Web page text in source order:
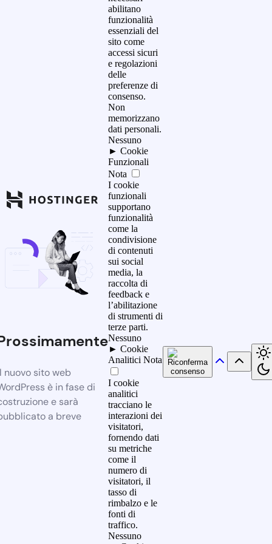
nuovo sito web
è in fase di
e sarà
a breve
abilitano
funzionalità
essenziali del
sito come
accessi sicuri
e regolazioni
delle
preferenze di
consenso.
Non
memorizzano
dati personali.
Nessuno
► Cookie
Funzionali
Nota
I cookie
funzionali
supportano
funzionalità
come la
condivisione
di contenuti
sui social
media, la
raccolta di
feedback e
l’abilitazione
di strumenti di
terze parti.
Nessuno
► Cookie
Analitici Nota
I cookie
analitici
tracciano le
interazioni dei
visitatori,
fornendo dati
su metriche
come il
numero di
visitatori, il
tasso di
rimbalzo e le
fonti di
traffico.
Nessuno